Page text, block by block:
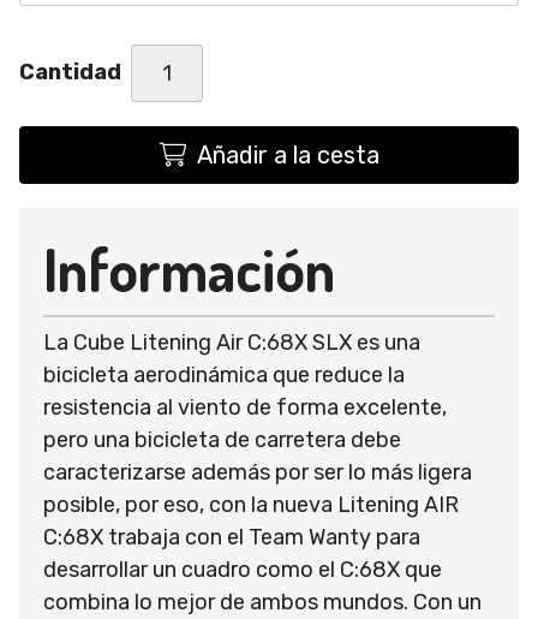
Cantidad
Añadir a la cesta
Información
La Cube Litening Air C:68X SLX es una
bicicleta aerodinámica que reduce la
resistencia al viento de forma excelente,
pero una bicicleta de carretera debe
caracterizarse además por ser lo más ligera
posible, por eso, con la nueva Litening AIR
C:68X trabaja con el Team Wanty para
desarrollar un cuadro como el C:68X que
combina lo mejor de ambos mundos. Con un